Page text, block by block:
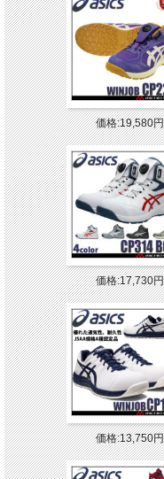
価格:19,580
価格:17,730
価格:13,750